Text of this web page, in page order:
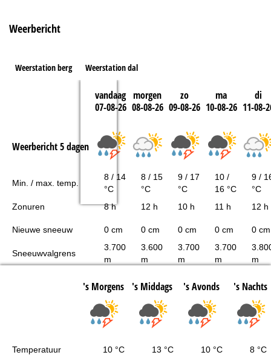
Weerbericht
Weerstation berg Weerstation dal
vandaag
07-08-26
morgen
08-08-26
zo
09-08-26
ma
10-08-26
di
11-08-
Weerbericht 5 dagen
Min. / max. temp.
8 / 14
°C
8 / 15
°C
9 / 17
°C
10 /
16 °C
9 /
°C
Zonuren
8 h 12 h 10 h 11 h 12 h
Nieuwe sneeuw 0 cm 0 cm 0 cm 0 cm 0 cm
Sneeuwvalgrens
3.700
m
3.600
m
3.700
m
3.700
m
m
's Morgens 's Middags 's Avonds 's Nachts
Temperatuur 10 °C 13 °C 10 °C 8 °C